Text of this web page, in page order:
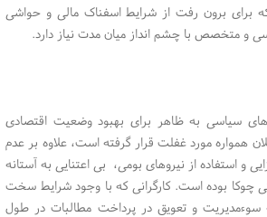
برای برون رفت از شرایط اسفناک مالی و حواشی
و متخصص با چشم انداز میان مدت نیاز دارد.
سیاسی به ظاهر برای بهبود وضعیت اقتصادی
همواره مورد غفلت قرار گرفته است، علاوه بر عدم
و استفاده از نیروهای بومی، بی اعتنایی به آستانه
چوکا بوده است. کارگرانی که با وجود شرایط سخت
و تعویق در پرداخت مطالبات در طول